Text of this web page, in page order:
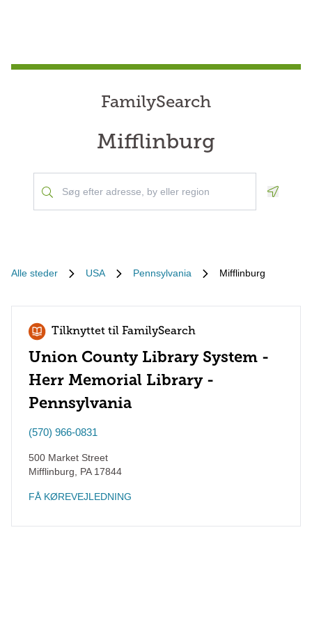
FamilySearch
Mifflinburg
Alle steder USA Pennsylvania Mifflinburg
Tilknyttet til FamilySearch
Union County Library System -
Herr Memorial Library -
Pennsylvania
(570) 966-0831
500 Market Street
Mifflinburg
PA17844
FÅ KØREVEJLEDNING